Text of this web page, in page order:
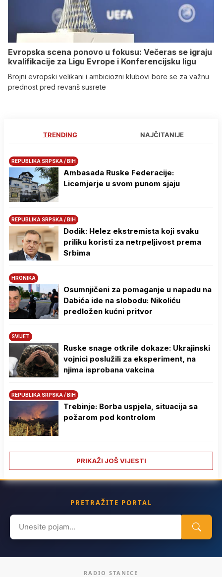
Evropska scena ponovo u fokusu: Večeras se igraju
kvalifikacije za Ligu Evrope i Konferencijsku ligu
Brojni evropski velikani i ambiciozni klubovi bore se za važnu
prednost pred revanš susrete
TRENDING NAJČITANIJE
REPUBLIKA SRPSKA / BIH
Ambasada Ruske Federacije:
Licemjerje u svom punom sjaju
REPUBLIKA SRPSKA / BIH
Dodik: Helez ekstremista koji svaku
priliku koristi za netrpeljivost prema
Srbima
HRONIKA
Osumnjičeni za pomaganje u napadu na
Dabića ide na slobodu: Nikoliću
predložen kućni pritvor
SVIJET
Ruske snage otkrile dokaze: Ukrajinski
vojnici poslužili za eksperiment, na
njima isprobana vakcina
REPUBLIKA SRPSKA / BIH
Trebinje: Borba uspjela, situacija sa
požarom pod kontrolom
PRIKAŽI JOŠ VIJESTI
PRETRAŽITE PORTAL
Search
for:
RADIO STANICE